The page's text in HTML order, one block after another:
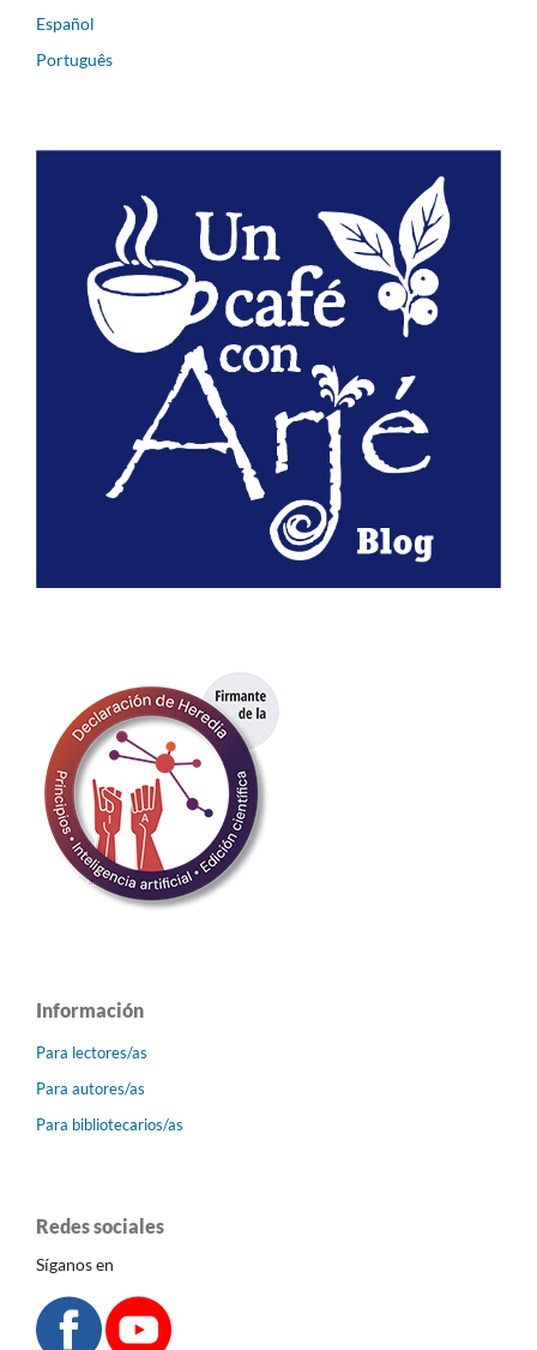
Español
Português
Información
Para lectores/as
Para autores/as
Para bibliotecarios/as
Redes sociales
Síganos en